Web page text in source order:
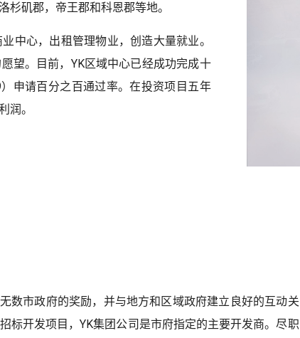
矶郡，帝王郡和科恩郡等地。
心，出租管理物业，创造大量就业。
望。目前，YK区域中心已经成功完成十
申请百分之百通过率。在投资项目五年
润。
市政府的奖励，并与地方和区域政府建立良好的互动关
标开发项目，YK集团公司是市府指定的主要开发商。尽职